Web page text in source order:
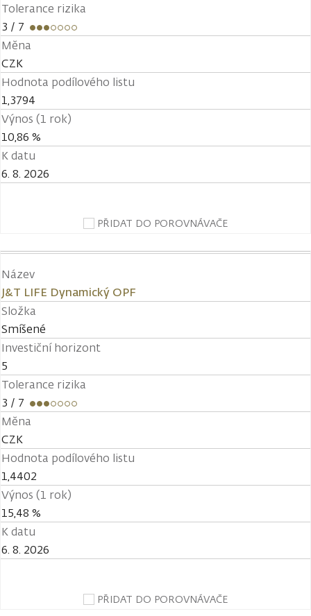
Tolerance rizika
3 / 7
Měna
CZK
Hodnota podílového listu
1,3794
Výnos (1 rok)
10,86 %
K datu
6. 8. 2026
PŘIDAT DO POROVNÁVAČE
Název
J&T LIFE Dynamický OPF
Složka
Smíšené
Investiční horizont
5
Tolerance rizika
3 / 7
Měna
CZK
Hodnota podílového listu
1,4402
Výnos (1 rok)
15,48 %
K datu
6. 8. 2026
PŘIDAT DO POROVNÁVAČE